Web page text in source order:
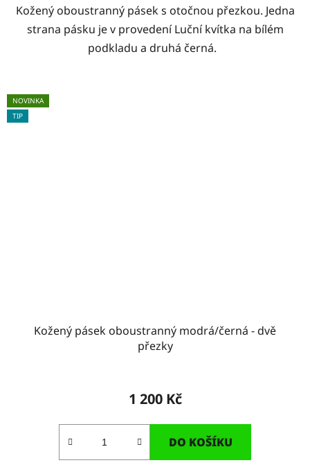
Kožený oboustranný pásek s otočnou přezkou. Jedna
strana pásku je v provedení Luční kvítka na bílém
podkladu a druhá černá.
NOVINKA
TIP
Kožený pásek oboustranný modrá/černá - dvě
přezky
1 200 Kč
DO KOŠÍKU